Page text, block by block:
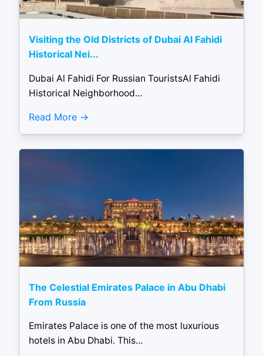
Visiting the Old Districts of Dubai Al Fahidi
Historical Nei...
Dubai Al Fahidi For Russian TouristsAl Fahidi
Historical Neighborhood...
Read More
The Celestial Emirates Palace in Abu Dhabi
From Russia
Emirates Palace is one of the most luxurious
hotels in Abu Dhabi. This...